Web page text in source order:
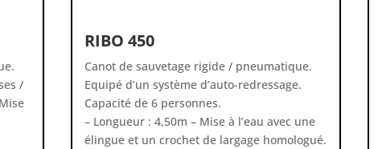
/
RIBO 450
Canot de sauvetage rigide / pneumatique.
Equipé d’un système d’auto-redressage.
Capacité de 6 personnes.
– Longueur : 4,50m – Mise à l’eau avec une
élingue et un crochet de largage homologué.